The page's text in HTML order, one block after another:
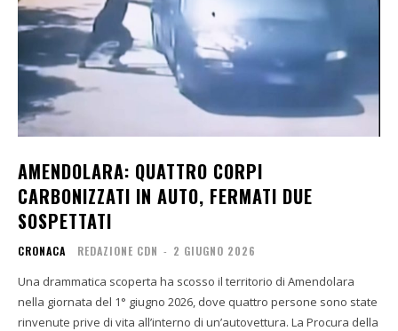
AMENDOLARA: QUATTRO CORPI
CARBONIZZATI IN AUTO, FERMATI DUE
SOSPETTATI
CRONACA REDAZIONE CDN - 2 GIUGNO 2026
Una drammatica scoperta ha scosso il territorio di Amendolara
nella giornata del 1° giugno 2026, dove quattro persone sono state
rinvenute prive di vita all’interno di un’autovettura. La Procura della